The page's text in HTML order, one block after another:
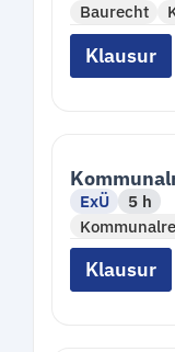
Baurecht
Klausur
ExÜ
5 h
Klausur